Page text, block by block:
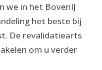
we in het BovenIJ
het beste bij
De revalidatiearts
om u verder